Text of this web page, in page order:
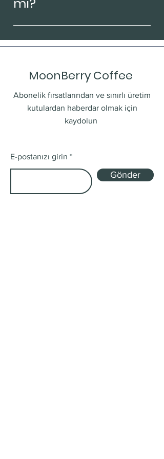
Evet. Bitkisel sütler, vegan tatlılar
ve laktozsuz içecek seçenekleri
MoonBerry Coffee
Abonelik fırsatlarından ve sınırlı üretim
kutulardan haberdar olmak için
kaydolun
E-postanızı girin
Gönder